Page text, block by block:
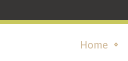
Home